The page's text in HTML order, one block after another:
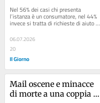
Lombardia
Nel 56% dei casi chi presenta
l’istanza è un consumatore, nel 44%
invece si tratta di richieste di aiuto da
06.07.2026
20
Il Giorno
Mail oscene e minacce
di morte a una coppia di